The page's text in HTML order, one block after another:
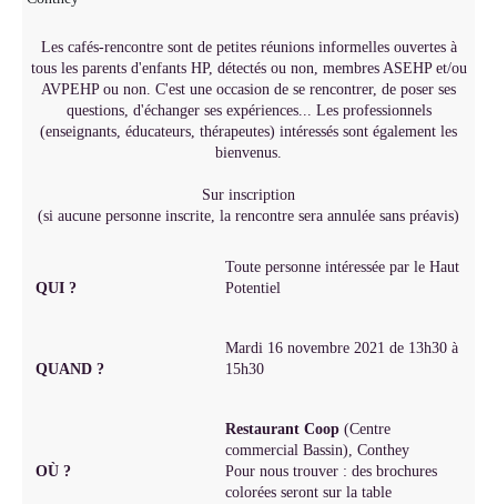
Les cafés-rencontre sont de petites réunions informelles ouvertes à
tous les parents d'enfants HP, détectés ou non, membres ASEHP et/ou
AVPEHP ou non. C'est une occasion de se rencontrer, de poser ses
questions, d'échanger ses expériences... Les professionnels
(enseignants, éducateurs, thérapeutes) intéressés sont également les
bienvenus.
Sur inscription
(si aucune personne inscrite, la rencontre sera annulée sans préavis)
QUI ?
Toute personne intéressée par le Haut
Potentiel
QUAND ?
Mardi 16 novembre 2021 de 13h30 à
15h30
OÙ ?
Restaurant Coop(Centre
commercial Bassin), Conthey
Pour nous trouver : des brochures
colorées seront sur la table